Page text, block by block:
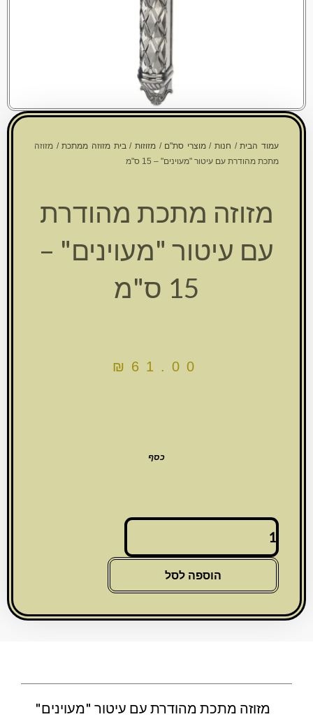
עמוד הבית/חנות/ מוצרי סת"ם/מזוזות/בית מזוזה ממתכת/ מזוזה
מתכת מהודרת עם עיטור "מעוינים" – 15 ס"מ
מזוזה מתכת מהודרת
עם עיטור "מעוינים" –
₪ 61.00
מהודרת
עם
עיטור
הוספה לסל
מזוזה מתכת מהודרת עם עיטור "מעוינים"